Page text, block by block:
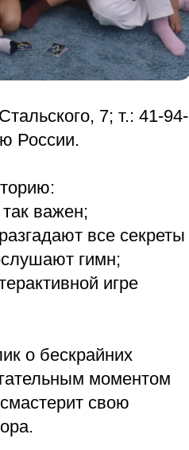
7; т.: 41-94-
России.
важен;
все секреты
гимн;
игре
о бескрайних
моментом
свою